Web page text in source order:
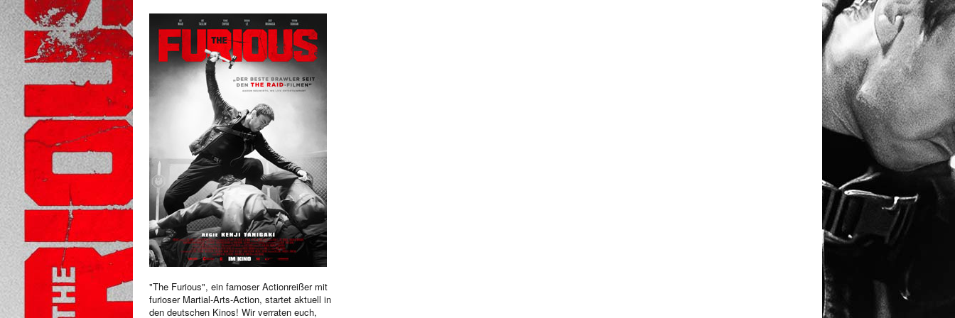
"The Furious", ein famoser Actionreißer mit
furioser Martial-Arts-Action, startet aktuell in
den deutschen Kinos! Wir verraten euch,